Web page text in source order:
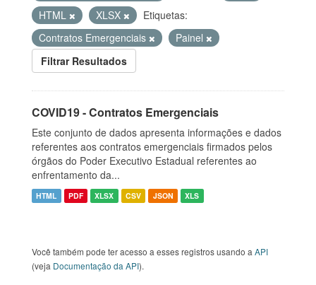
HTML
XLSX
Etiquetas:
Contratos Emergenciais
Painel
Filtrar Resultados
COVID19 - Contratos Emergenciais
Este conjunto de dados apresenta informações e dados
referentes aos contratos emergenciais firmados pelos
órgãos do Poder Executivo Estadual referentes ao
enfrentamento da...
HTML PDF XLSX CSV JSON XLS
Você também pode ter acesso a esses registros usando a API
(veja Documentação da API).